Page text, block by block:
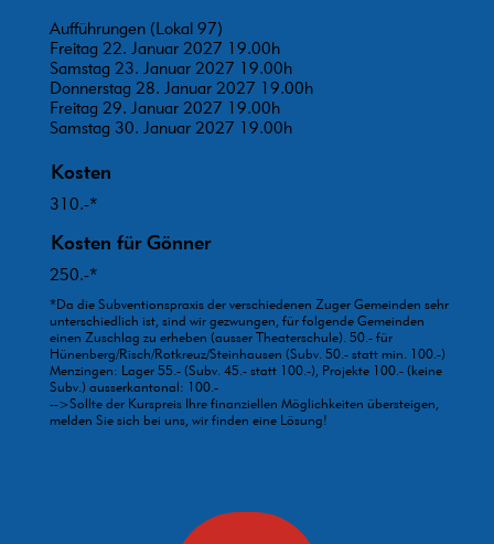
Aufführungen (Lokal 97)
Freitag 22. Januar 2027 19.00h
Samstag 23. Januar 2027 19.00h
Donnerstag 28. Januar 2027 19.00h
Freitag 29. Januar 2027 19.00h
Samstag 30. Januar 2027 19.00h
Kosten
310.-*
Kosten für Gönner
250.-*
*Da die Subventionspraxis der verschiedenen Zuger Gemeinden sehr
unterschiedlich ist, sind wir gezwungen, für folgende Gemeinden
einen Zuschlag zu erheben (ausser Theaterschule). 50.- für
Hünenberg/Risch/Rotkreuz/Steinhausen (Subv. 50.- statt min. 100.-)
Menzingen: Lager 55.- (Subv. 45.- statt 100.-), Projekte 100.- (keine
Subv.) ausserkantonal: 100.-
-->Sollte der Kurspreis Ihre finanziellen Möglichkeiten übersteigen,
melden Sie sich bei uns, wir finden eine Lösung!